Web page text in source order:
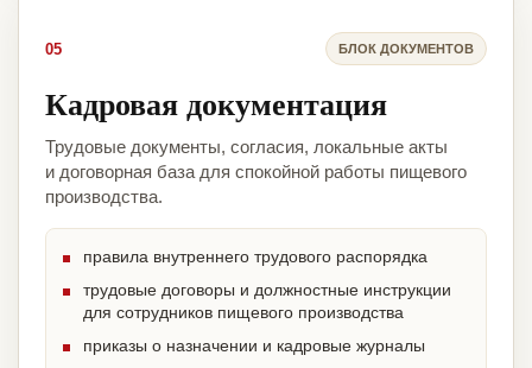
05 БЛОК ДОКУМЕНТОВ
Кадровая документация
Трудовые документы, согласия, локальные акты
и договорная база для спокойной работы пищевого
производства.
правила внутреннего трудового распорядка
трудовые договоры и должностные инструкции
для сотрудников пищевого производства
приказы о назначении и кадровые журналы